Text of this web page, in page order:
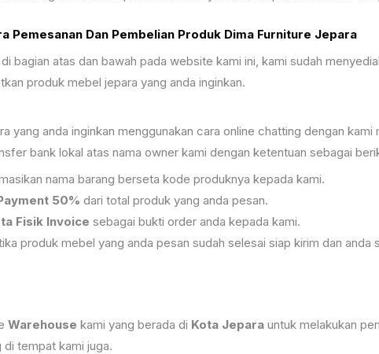
Pemesanan Dan Pembelian Produk Dima Furniture Jepara
bagian atas dan bawah pada website kami ini, kami sudah
produk mebel jepara yang anda inginkan.
yang anda inginkan menggunakan cara online chatting dengan kami
bank lokal atas nama owner kami dengan ketentuan sebagai
nama barang berseta kode produknya kepada kami.
50% dari total produk yang anda pesan.
Fisik Invoice sebagai bukti order anda kepada kami.
produk mebel yang anda pesan sudah selesai siap kirim dan
Warehouse kami yang berada di Kota Jeparauntuk melakukan
tempat kami juga.